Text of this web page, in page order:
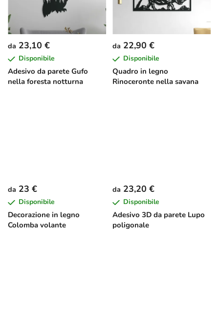
Adesivo da parete Gufo
nella foresta notturna
da 23,10 €
Disponibile
Quadro in legno
Rinoceronte nella savana
da 22,90 €
Disponibile
Decorazione in legno
Colomba volante
da 23 €
Disponibile
Adesivo 3D da parete Lupo
poligonale
da 23,20 €
Disponibile